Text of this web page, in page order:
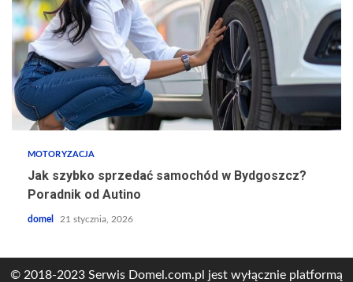
MOTORYZACJA
Jak szybko sprzedać samochód w Bydgoszcz?
Poradnik od Autino
domel 21 stycznia, 2026
© 2018-2023 Serwis Domel.com.pl jest wyłącznie platformą